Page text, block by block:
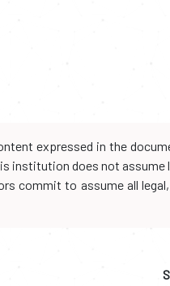
expressed in the
institution does not
commit to assume all